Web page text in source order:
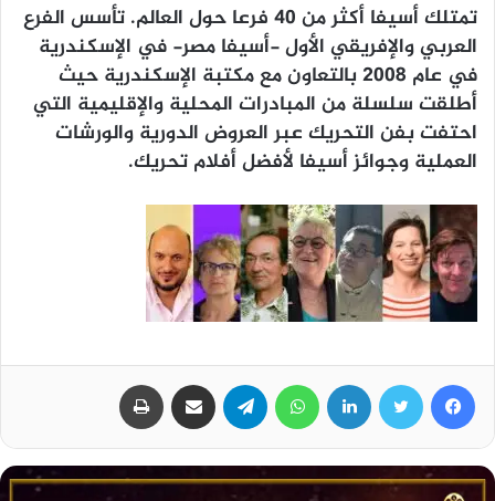
تمتلك أسيفا أكثر من 40 فرعا حول العالم. تأسس الفرع
العربي والإفريقي الأول -أسيفا مصر- في الإسكندرية
في عام 2008 بالتعاون مع مكتبة الإسكندرية حيث
أطلقت سلسلة من المبادرات المحلية والإقليمية التي
احتفت بفن التحريك عبر العروض الدورية والورشات
العملية وجوائز أسيفا لأفضل أفلام تحريك.